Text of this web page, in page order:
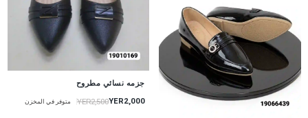
جزمه نسائي مطروح
YER2,000
YER2,500 متوفر في المخزن